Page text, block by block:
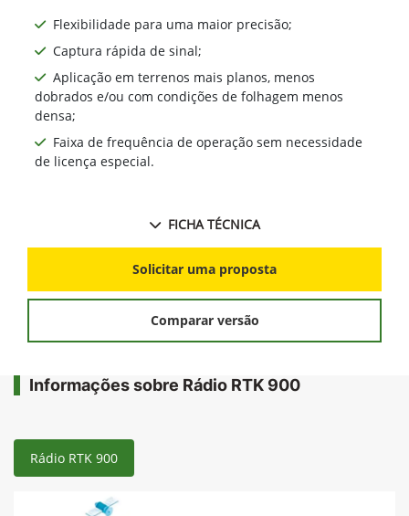
Flexibilidade para uma maior precisão;
Captura rápida de sinal;
Aplicação em terrenos mais planos, menos
dobrados e/ou com condições de folhagem menos
densa;
Faixa de frequência de operação sem necessidade
de licença especial.
FICHA TÉCNICA
Solicitar uma proposta
Comparar versão
Informações sobre Rádio RTK 900
Rádio RTK 900